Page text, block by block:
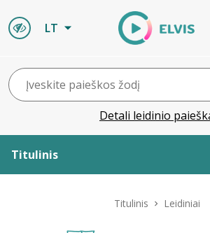
LT
Detali leidinio
Titulinis
Titulinis Leidiniai